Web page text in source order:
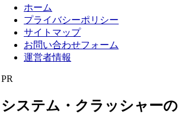
ホーム
プライバシーポリシー
サイトマップ
お問い合わせフォーム
運営者情報
PR
システム・クラッシャーの